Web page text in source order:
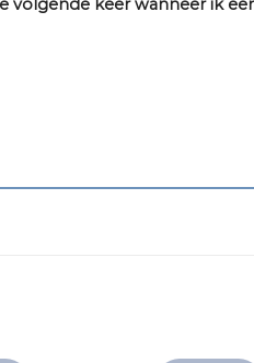
volgende keer wanneer ik